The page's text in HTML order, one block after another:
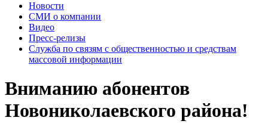
Новости
СМИ о компании
Видео
Пресс-релизы
Служба по связям с общественностью и средствам
массовой информации
Вниманию абонентов
Новониколаевского района!